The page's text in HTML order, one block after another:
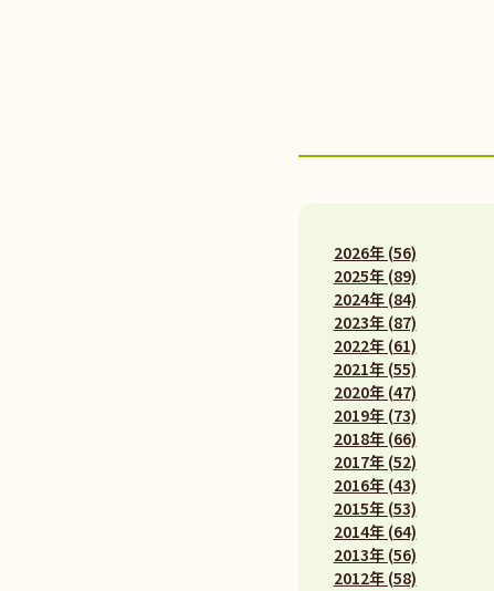
2026年 (56)
2025年 (89)
2024年 (84)
2023年 (87)
2022年 (61)
2021年 (55)
2020年 (47)
2019年 (73)
2018年 (66)
2017年 (52)
2016年 (43)
2015年 (53)
2014年 (64)
2013年 (56)
2012年 (58)